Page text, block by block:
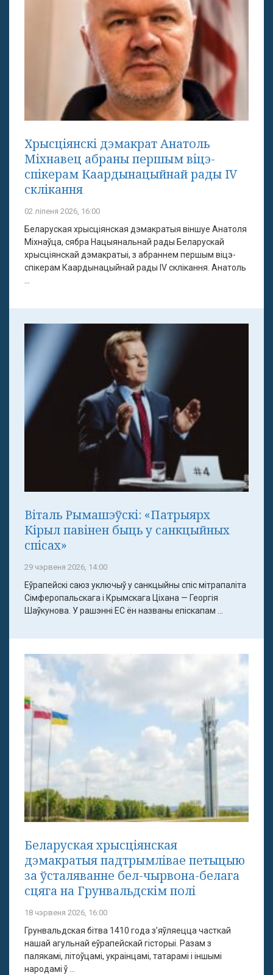
Хрысціянскі дэмакрат Анатоль
Міхнавец абраны першым віцэ-
спікерам Каардынацыйнай рады IV
склікання
02 ліпеня 2026, 16:00
Беларуская хрысціянская дэмакратыя віншуе Анатоля
Міхнаўца, сябра Нацыянальнай рады Беларускай
хрысціянскай дэмакратыі, з абраннем першым віцэ-
спікерам Каардынацыйнай рады IV склікання. Анатоль
Віталь Рымашэўскі: «Патрыярх
Кірыл павінен быць у санкцыйных
спісах»
29 чэрвеня 2026, 14:00
Еўрапейскі саюз уключыў у санкцыйны спіс мітрапаліта
Сімферопальскага і Крымскага Ціхана — Георгія
Шаўкунова. У рашэнні ЕС ён названы епіскапам ...
Беларуская хрысціянская
дэмакратыя падтрымлівае петыцыю
за ўсталяванне бел-чырвона-белага
сцяга на Грунвальдскім полі
18 чэрвеня 2026, 16:00
Грунвальдская бітва 1410 года з’яўляецца часткай
нашай агульнай еўрапейскай гісторыі. Разам з
палякамі, літоўцамі, украінцамі, татарамі і іншымі
народамі ў ...